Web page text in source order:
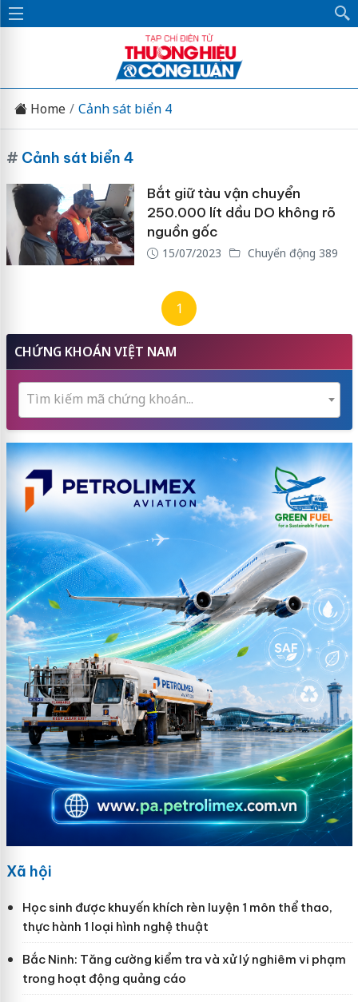
Home Cảnh sát biển 4
# Cảnh sát biển 4
Bắt giữ tàu vận chuyển
250.000 lít dầu DO không rõ
nguồn gốc
15/07/2023 Chuyển động 389
1
CHỨNG KHOÁN VIỆT NAM
Tìm kiếm mã chứng khoán...
Xã hội
Học sinh được khuyến khích rèn luyện 1 môn thể thao,
thực hành 1 loại hình nghệ thuật
Bắc Ninh: Tăng cường kiểm tra và xử lý nghiêm vi phạm
trong hoạt động quảng cáo